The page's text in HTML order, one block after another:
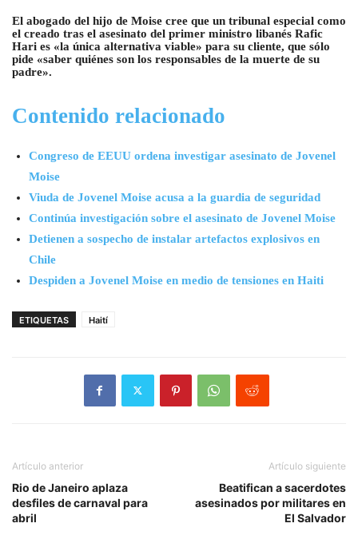
El abogado del hijo de Moise cree que un tribunal especial como
el creado tras el asesinato del primer ministro libanés Rafic
Hari es «la única alternativa viable» para su cliente, que sólo
pide «saber quiénes son los responsables de la muerte de su
padre».
Contenido relacionado
Congreso de EEUU ordena investigar asesinato de Jovenel
Moise
Viuda de Jovenel Moise acusa a la guardia de seguridad
Continúa investigación sobre el asesinato de Jovenel Moise
Detienen a sospecho de instalar artefactos explosivos en
Chile
Despiden a Jovenel Moise en medio de tensiones en Haiti
ETIQUETAS Haití
Artículo anterior
Rio de Janeiro aplaza
desfiles de carnaval para
abril
Artículo siguiente
Beatifican a sacerdotes
asesinados por militares en
El Salvador